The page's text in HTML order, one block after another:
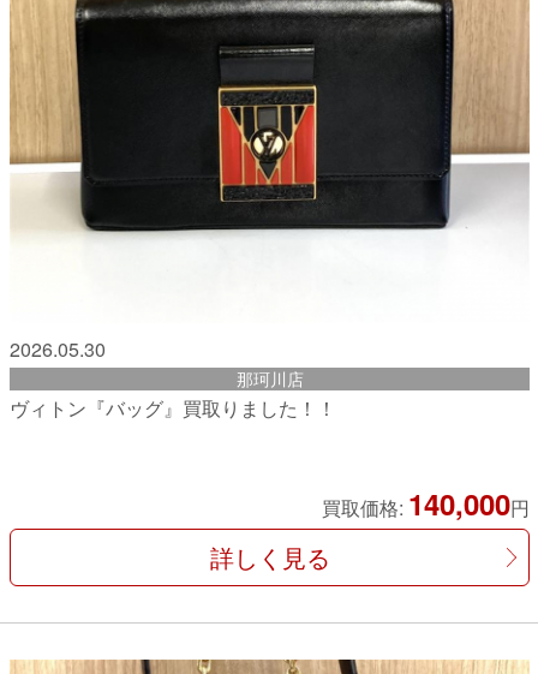
2026.05.30
那珂川店
ヴィトン『バッグ』買取りました！！
買取価格: 140,000円
詳しく見る